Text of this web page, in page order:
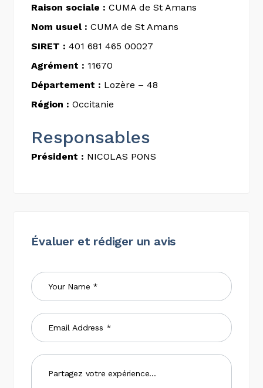
Raison sociale : CUMA de St Amans
Nom usuel : CUMA de St Amans
SIRET : 401 681 465 00027
Agrément : 11670
Département : Lozère – 48
Région : Occitanie
Responsables
Président : NICOLAS PONS
Évaluer et rédiger un avis